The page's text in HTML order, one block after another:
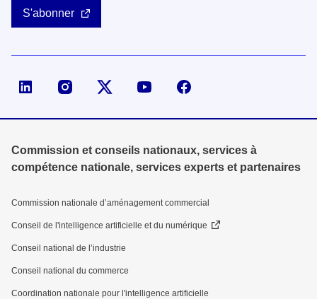
S'abonner
Page LinkedIn de la DGECompte X (ex-Twitter) de la DGE
Commission et conseils nationaux, services à
compétence nationale, services experts et partenaires
Commission nationale d’aménagement commercial
Conseil de l'intelligence artificielle et du numérique
Conseil national de l’industrie
Conseil national du commerce
Coordination nationale pour l'intelligence artificielle